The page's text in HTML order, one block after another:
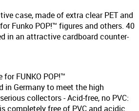
case, made of extra clear PET and
Funko POP!™ figures and others. 40
in an attractive cardboard counter-
for FUNKO POP!™
in Germany to meet the high
collectors - Acid-free, no PVC:
completely free of PVC and acidic